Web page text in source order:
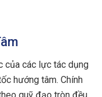
của các lực tác dụng
hướng tâm. Chính
quỹ đạo tròn đều.